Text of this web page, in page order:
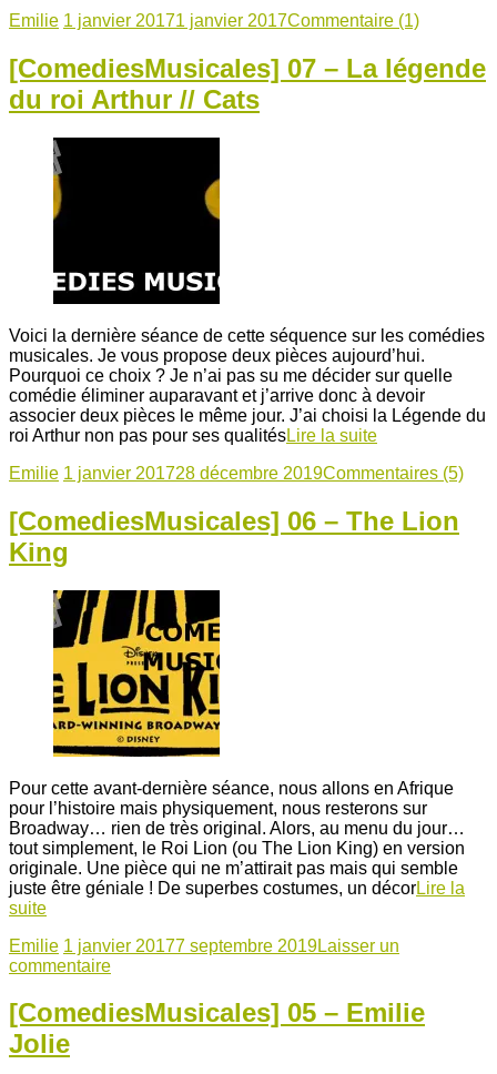
Emilie 1 janvier 20171 janvier 2017Commentaire (1)
[ComediesMusicales] 07 – La légende
du roi Arthur // Cats
Voici la dernière séance de cette séquence sur les comédies
musicales. Je vous propose deux pièces aujourd’hui.
Pourquoi ce choix ? Je n’ai pas su me décider sur quelle
comédie éliminer auparavant et j’arrive donc à devoir
associer deux pièces le même jour. J’ai choisi la Légende du
roi Arthur non pas pour ses qualitésLire la suite
Emilie 1 janvier 201728 décembre 2019Commentaires (5)
[ComediesMusicales] 06 – The Lion
King
Pour cette avant-dernière séance, nous allons en Afrique
pour l’histoire mais physiquement, nous resterons sur
Broadway… rien de très original. Alors, au menu du jour…
tout simplement, le Roi Lion (ou The Lion King) en version
originale. Une pièce qui ne m’attirait pas mais qui semble
juste être géniale ! De superbes costumes, un décorLire la
suite
Emilie 1 janvier 20177 septembre 2019Laisser un
commentaire
[ComediesMusicales] 05 – Emilie
Jolie